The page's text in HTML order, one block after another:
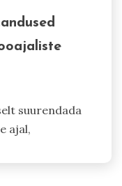
suurendada
ajal,